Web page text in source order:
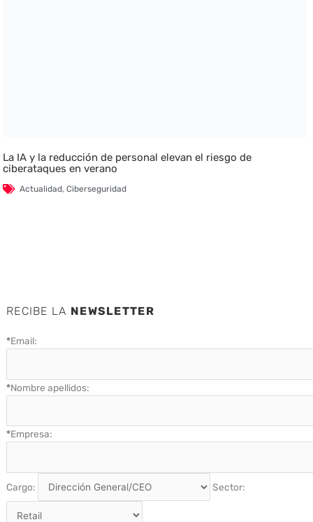
La IA y la reducción de personal elevan el riesgo de
ciberataques en verano
Actualidad,Ciberseguridad
RECIBE LA NEWSLETTER
*Email:
*Nombre apellidos:
*Empresa:
Cargo: Sector: